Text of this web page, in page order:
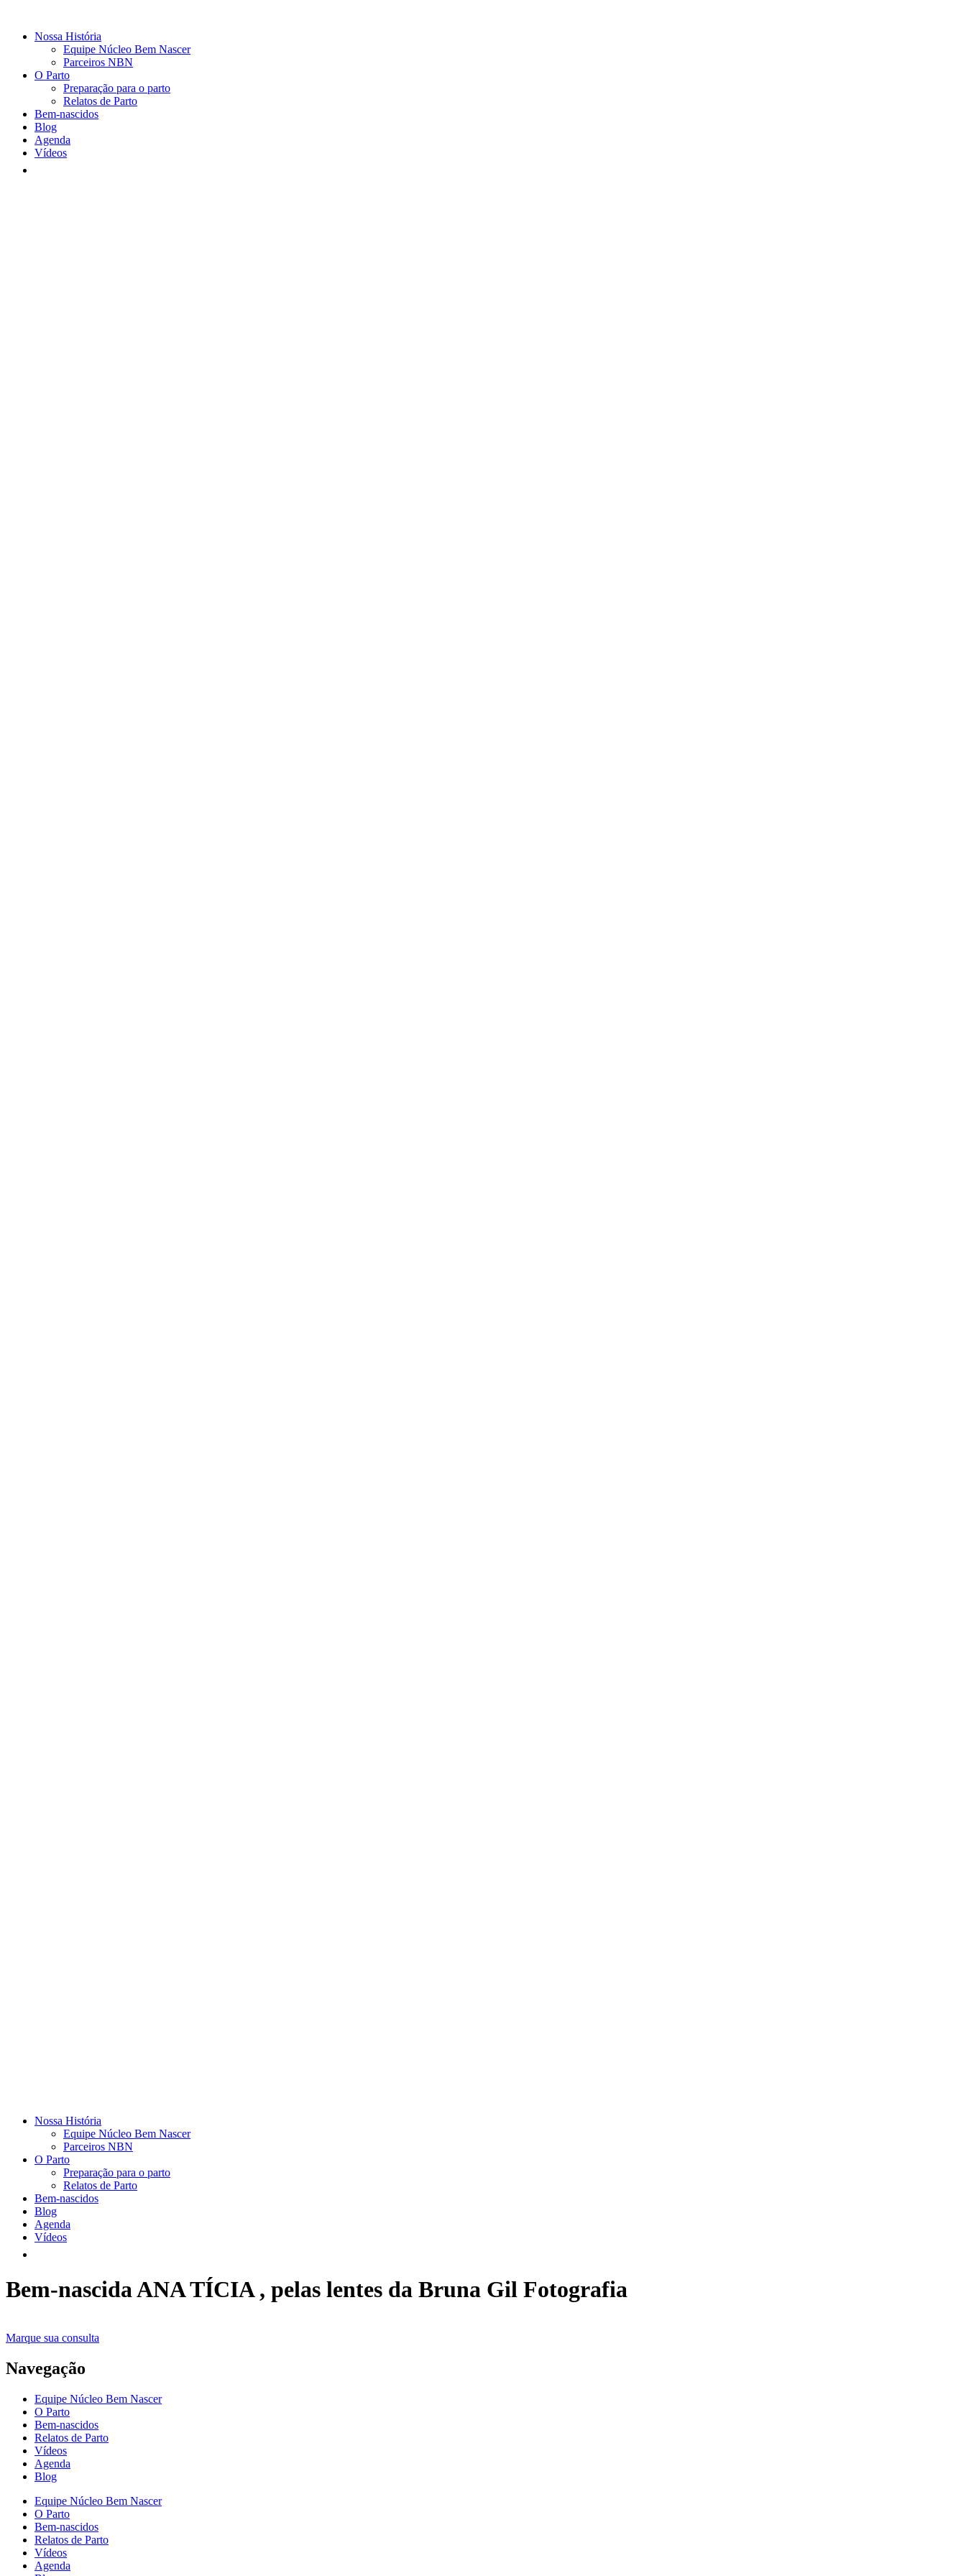
Nossa História
Equipe Núcleo Bem Nascer
Parceiros NBN
O Parto
Preparação para o parto
Relatos de Parto
Bem-nascidos
Blog
Agenda
Vídeos
Nossa História
Equipe Núcleo Bem Nascer
Parceiros NBN
O Parto
Preparação para o parto
Relatos de Parto
Bem-nascidos
Blog
Agenda
Vídeos
Bem-nascida ANA TÍCIA , pelas lentes da Bruna Gil Fotografia
Marque sua consulta
Navegação
Equipe Núcleo Bem Nascer
O Parto
Bem-nascidos
Relatos de Parto
Vídeos
Agenda
Blog
Equipe Núcleo Bem Nascer
O Parto
Bem-nascidos
Relatos de Parto
Vídeos
Agenda